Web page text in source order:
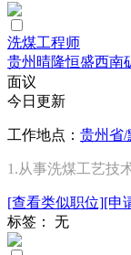
洗煤工程师
贵州晴隆恒盛西南
面议
今日更新
工作地点： 贵州省/
1.从事洗煤工艺技
[查看类似职位][申
标签： 无